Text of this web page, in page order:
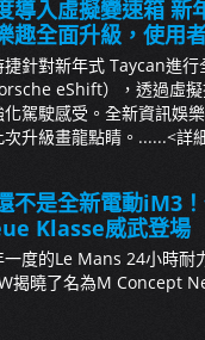
導入虛擬變速箱
趣全面升級，使用
捷針對新年式 Taycan進
eShift），透過虛
化駕駛感受。全新資訊娛
次升級畫龍點睛。......<詳
不是全新電動iM3
Klasse威武登場
一度的Le Mans 24小時耐
揭曉了名為M Concept